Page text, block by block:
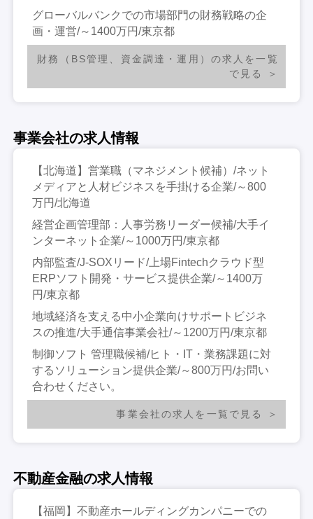
グローバルバンクでの市場部門の財務戦略の企
画・運営/～1400万円/東京都
財務（BS管理、資金調達・運用）の求人を一覧
で見る
事業会社の求人情報
【北海道】営業職（マネジメント候補）/ネット
メディアと人材ビジネスを手掛ける企業/～800
万円/北海道
経営企画管理部：人事労務リーダー候補/大手イ
ンターネット企業/～1000万円/東京都
内部監査/J-SOXリード/上場Fintechクラウド型
ERPソフト開発・サービス提供企業/～1400万
円/東京都
地域経済を支える中小企業向けサポートビジネ
スの推進/大手通信事業会社/～1200万円/東京都
制御ソフト 管理職候補/ヒト・IT・業務課題に対
するソリューション提供企業/～800万円/お問い
合わせください。
事業会社の求人を一覧で見る
不動産金融の求人情報
【福岡】不動産ホールディングカンパニーでの